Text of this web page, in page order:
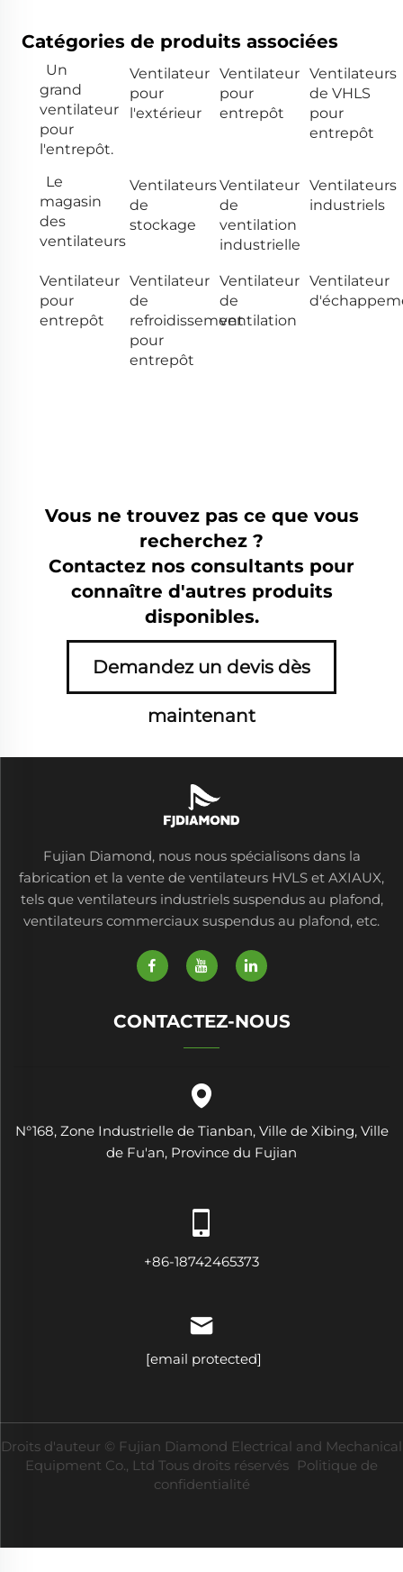
Catégories de produits associées
Un
grand
ventilateur
pour
l'entrepôt.
Ventilateur
pour
l'extérieur
Ventilateur
pour
entrepôt
Ventilateurs
de VHLS
pour
entrepôt
Le
magasin
des
ventilateurs
Ventilateurs
de
stockage
Ventilateur
de
ventilation
industrielle
Ventilateurs
industriels
Ventilateur
pour
entrepôt
Ventilateur
de
refroidissement
pour
entrepôt
Ventilateur
de
ventilation
Ventilateur
Vous ne trouvez pas ce que vous
recherchez ?
Contactez nos consultants pour
connaître d'autres produits
disponibles.
Demandez un devis dès
maintenant
Fujian Diamond, nous nous spécialisons dans la
fabrication et la vente de ventilateurs HVLS et AXIAUX,
tels que ventilateurs industriels suspendus au plafond,
ventilateurs commerciaux suspendus au plafond, etc.
CONTACTEZ-NOUS
N°168, Zone Industrielle de Tianban, Ville de Xibing, Ville
de Fu'an, Province du Fujian
+86-18742465373
[email protected]
Droits d'auteur © Fujian Diamond Electrical and Mechanical
Equipment Co., Ltd Tous droits réservés Politique de
confidentialité